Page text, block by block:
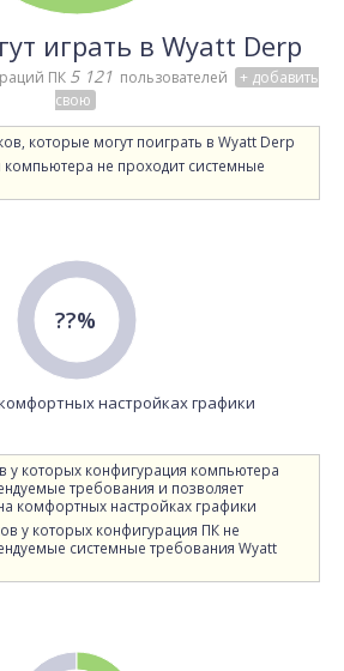
играть в Wyatt Derp
ПК 5 121 пользователей
+ добавить
свою
которые могут поиграть в Wyatt Derp
не проходит системные
??%
настройках графики
у которых конфигурация компьютера
требования и позволяет
комфортных настройках графики
у которых конфигурация ПК не
системные требования Wyatt